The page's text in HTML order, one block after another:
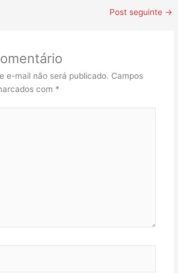
Post seguinte →
e-mail não será publicado. Campos
com *